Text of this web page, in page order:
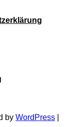
by WordPress